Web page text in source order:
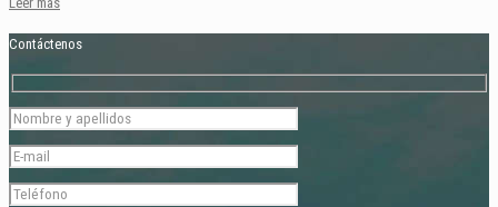
Contáctenos